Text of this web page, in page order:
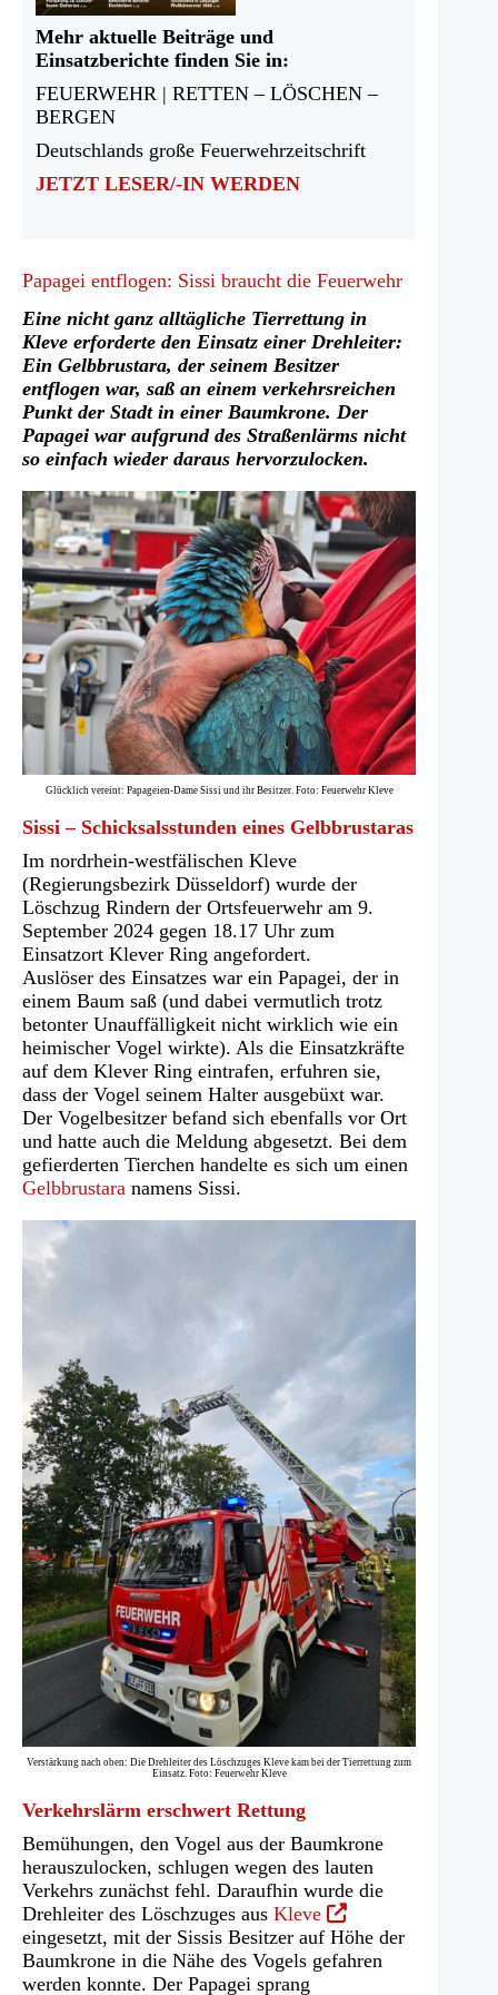
Mehr aktuelle Beiträge und
Einsatzberichte finden Sie in:
FEUERWEHR | RETTEN – LÖSCHEN –
BERGEN
Deutschlands große Feuerwehrzeitschrift
JETZT LESER/-IN WERDEN
Papagei entflogen: Sissi braucht die Feuerwehr
Eine nicht ganz alltägliche Tierrettung in
Kleve erforderte den Einsatz einer Drehleiter:
Ein Gelbbrustara, der seinem Besitzer
entflogen war, saß an einem verkehrsreichen
Punkt der Stadt in einer Baumkrone. Der
Papagei war aufgrund des Straßenlärms nicht
so einfach wieder daraus hervorzulocken.
Glücklich vereint: Papageien-Dame Sissi und ihr Besitzer. Foto: Feuerwehr Kleve
Sissi – Schicksalsstunden eines Gelbbrustaras
Im nordrhein-westfälischen Kleve
(Regierungsbezirk Düsseldorf) wurde der
Löschzug Rindern der Ortsfeuerwehr am 9.
September 2024 gegen 18.17 Uhr zum
Einsatzort Klever Ring angefordert.
Auslöser des Einsatzes war ein Papagei, der in
einem Baum saß (und dabei vermutlich trotz
betonter Unauffälligkeit nicht wirklich wie ein
heimischer Vogel wirkte). Als die Einsatzkräfte
auf dem Klever Ring eintrafen, erfuhren sie,
dass der Vogel seinem Halter ausgebüxt war.
Der Vogelbesitzer befand sich ebenfalls vor Ort
und hatte auch die Meldung abgesetzt. Bei dem
gefierderten Tierchen handelte es sich um einen
Gelbbrustara namens Sissi.
Verstärkung nach oben: Die Drehleiter des Löschzuges Kleve kam bei der Tierrettung zum
Einsatz. Foto: Feuerwehr Kleve
Verkehrslärm erschwert Rettung
Bemühungen, den Vogel aus der Baumkrone
herauszulocken, schlugen wegen des lauten
Verkehrs zunächst fehl. Daraufhin wurde die
Drehleiter des Löschzuges aus Kleve(Öffnet
in
einem
eingesetzt, mit der Sissis Besitzer auf Höhe der
Baumkrone in die Nähe des Vogels gefahren
werden konnte. Der Papagei sprang